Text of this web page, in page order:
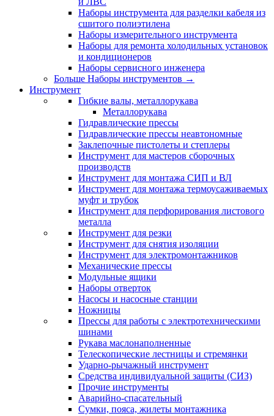
Наборы инструмента для разделки кабеля из
сшитого полиэтилена
Наборы измерительного инструмента
Наборы для ремонта холодильных установок
и кондиционеров
Наборы сервисного инженера
Больше Наборы инструментов →
Инструмент
Гибкие валы, металлорукава
Металлорукава
Гидравлические прессы
Гидравлические прессы неавтономные
Заклепочные пистолеты и степлеры
Инструмент для мастеров сборочных
производств
Инструмент для монтажа СИП и ВЛ
Инструмент для монтажа термоусаживаемых
муфт и трубок
Инструмент для перфорирования листового
металла
Инструмент для резки
Инструмент для снятия изоляции
Инструмент для электромонтажников
Механические прессы
Модульные ящики
Наборы отверток
Насосы и насосные станции
Ножницы
Прессы для работы с электротехническими
шинами
Рукава маслонаполненные
Телескопические лестницы и стремянки
Ударно-рычажный инструмент
Средства индивидуальной защиты (СИЗ)
Прочие инструменты
Аварийно-спасательный
Сумки, пояса, жилеты монтажника